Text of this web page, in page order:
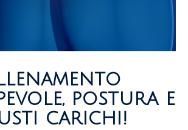
postura e
carichi!